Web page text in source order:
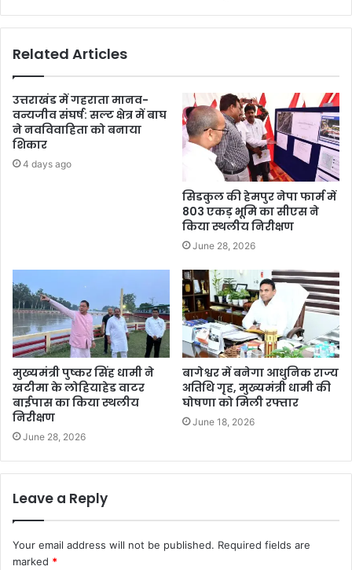
Related Articles
उत्तराखंड में गहराता मानव-
वन्यजीव संघर्ष: सल्ट क्षेत्र में बाघ
ने नवविवाहिता को बनाया
शिकार
4 days ago
सिडकुल की हेमपुर नेपा फार्म में
803 एकड़ भूमि का सीएस ने
किया स्थलीय निरीक्षण
June 28, 2026
मुख्यमंत्री पुष्कर सिंह धामी ने
खटीमा के लोहियाहेड वाटर
बाईपास का किया स्थलीय
निरीक्षण
June 28, 2026
बागेश्वर में बनेगा आधुनिक राज्य
अतिथि गृह, मुख्यमंत्री धामी की
घोषणा को मिली रफ्तार
June 18, 2026
Leave a Reply
Your email address will not be published. Required fields are
marked *